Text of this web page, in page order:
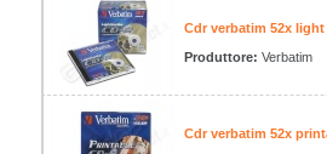
Cdr verbatim 52x
Produttore: Verbatim
Cdr verbatim 52x